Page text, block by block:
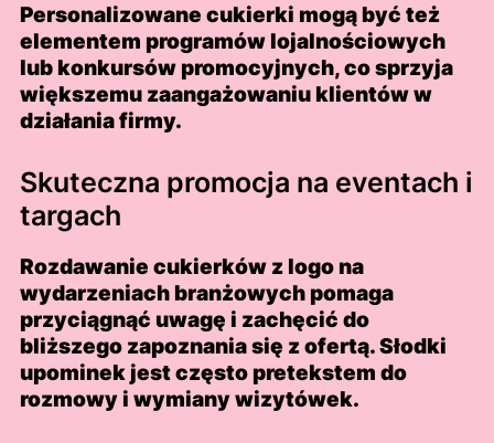
Personalizowane cukierki mogą być też
elementem programów lojalnościowych
lub konkursów promocyjnych, co sprzyja
większemu zaangażowaniu klientów w
działania firmy.
Skuteczna promocja na eventach i
targach
Rozdawanie cukierków z logo na
wydarzeniach branżowych pomaga
przyciągnąć uwagę i zachęcić do
bliższego zapoznania się z ofertą. Słodki
upominek jest często pretekstem do
rozmowy i wymiany wizytówek.